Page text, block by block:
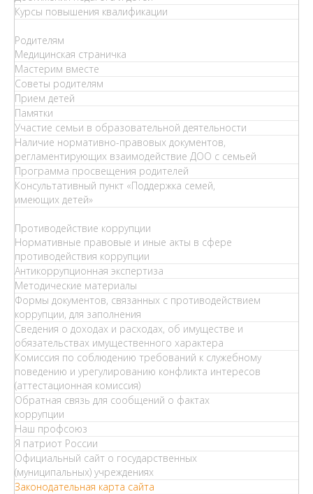
Курсы повышения квалификации
Родителям
Медицинская страничка
Мастерим вместе
Советы родителям
Прием детей
Памятки
Участие семьи в образовательной деятельности
Наличие нормативно-правовых документов,
регламентирующих взаимодействие ДОО с семьей
Программа просвещения родителей
Консультативный пункт «Поддержка семей,
имеющих детей»
Противодействие коррупции
Нормативные правовые и иные акты в сфере
противодействия коррупции
Антикоррупционная экспертиза
Методические материалы
Формы документов, связанных с противодействием
коррупции, для заполнения
Сведения о доходах и расходах, об имуществе и
обязательствах имущественного характера
Комиссия по соблюдению требований к служебному
поведению и урегулированию конфликта интересов
(аттестационная комиссия)
Обратная связь для сообщений о фактах
коррупции
Наш профсоюз
Я патриот России
Официальный сайт о государственных
(муниципальных) учреждениях
Законодательная карта сайта